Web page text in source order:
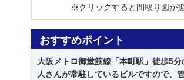
※クリックすると間取り図が拡
おすすめポイント
大阪メトロ御堂筋線「本町駅」徒歩5
人さんが常駐しているビルですので、